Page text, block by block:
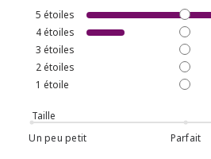
5 étoiles
4étoiles
3 étoiles
2étoiles
1 étoile
Taille
Un peu petit
Parfait